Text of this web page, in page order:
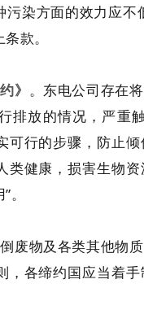
染方面的效力应不
款。
》 。东电公司存在
排放的情况，严重
可行的步骤，防止
健康，损害生物
废物及各类其他物
，各缔约国应当着